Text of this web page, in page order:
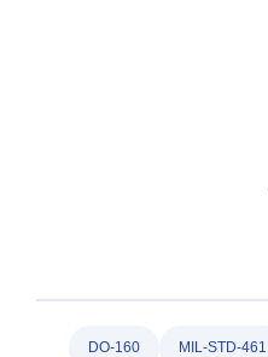
MIL-STD-461
DO-160